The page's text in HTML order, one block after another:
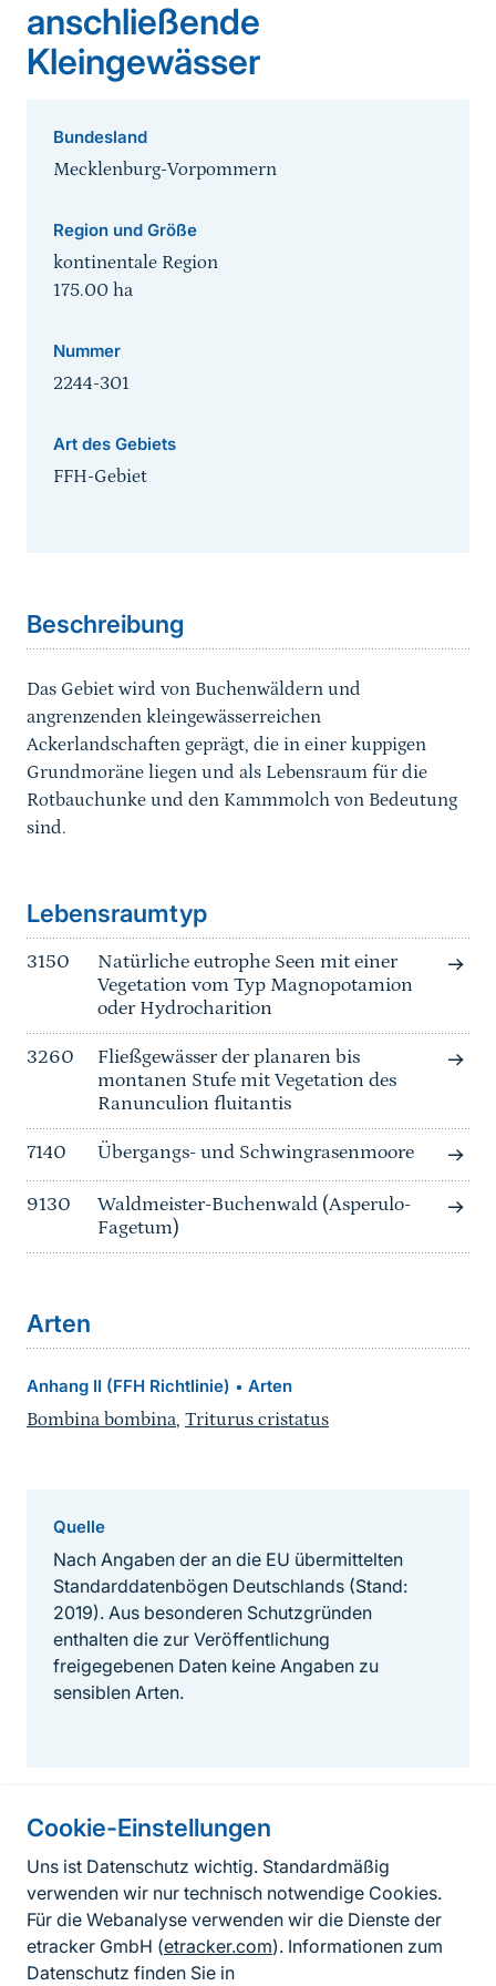
Cookie-Einstellungen
Uns ist Datenschutz wichtig. Standardmäßig
verwenden wir nur technisch notwendige Cookies.
Für die Webanalyse verwenden wir die Dienste der
etracker GmbH (etracker.com). Informationen zum
Datenschutz finden Sie in
anschließende
Kleingewässer
Bundesland
Mecklenburg-Vorpommern
Region und Größe
kontinentale Region
175.00 ha
Nummer
2244-301
Art des Gebiets
FFH-Gebiet
Beschreibung
Das Gebiet wird von Buchenwäldern und
angrenzenden kleingewässerreichen
Ackerlandschaften geprägt, die in einer kuppigen
Grundmoräne liegen und als Lebensraum für die
Rotbauchunke und den Kammmolch von Bedeutung
sind.
Lebensraumtyp
3150
Natürliche eutrophe Seen mit einer
Vegetation vom Typ Magnopotamion
oder Hydrocharition
3260
Fließgewässer der planaren bis
montanen Stufe mit Vegetation des
Ranunculion fluitantis
7140 Übergangs- und Schwingrasenmoore
9130
Waldmeister-Buchenwald (Asperulo-
Fagetum)
Arten
Anhang II (FFH Richtlinie) • Arten
Bombina bombina, Triturus cristatus
Quelle
Nach Angaben der an die EU übermittelten
Standarddatenbögen Deutschlands (Stand:
2019). Aus besonderen Schutzgründen
enthalten die zur Veröffentlichung
freigegebenen Daten keine Angaben zu
sensiblen Arten.
Informationen zur Seite
FußzeileKontakt zum BfN
Kontaktformular